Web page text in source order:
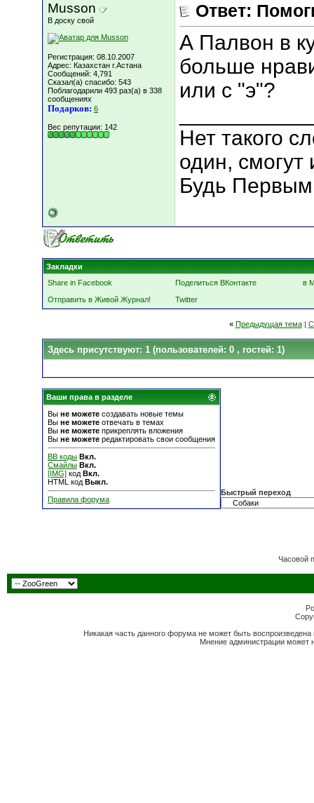
Musson
В доску свой
Регистрация: 08.10.2007
Адрес: Казахстан г.Астана
Сообщений: 4,791
Сказал(а) спасибо: 543
Поблагодарили 493 раз(а) в 338
сообщениях
Подарков: 6
Вес репутации: 142
Ответ:
А Палвон в
больше
или с "э"?
Нет такого
один, смогут
Будь
Закладки
Share in Facebook
Поделиться ВКонтакте
в
Отправить в Живой Журнал!
Twitter
« Предыдущая тема|
Здесь присутствуют: 1 (пользователей: 0 , гостей: 1)
Ваши права в разделе
Вы не можете создавать новые темы
Вы не можете отвечать в темах
Вы не можете прикреплять вложения
Вы не можете редактировать свои сообщения
BB коды Вкл.
Смайлы Вкл.
[IMG] код Вкл.
HTML код Выкл.
Правила форума
Быстрый переход
Часовой
Никакая часть данного форума не может быть
Мнение администрации может